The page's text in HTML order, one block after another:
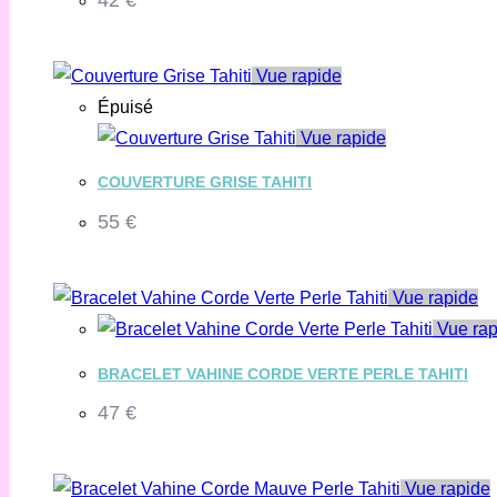
Vue rapide
Épuisé
Vue rapide
COUVERTURE GRISE TAHITI
55 €
Vue rapide
Vue
BRACELET VAHINE CORDE VERTE PERLE TAHITI
47 €
Vue rapide